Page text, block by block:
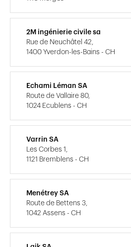
2M ingénierie civile sa
Rue de Neuchâtel 42,
1400 Yverdon-les-Bains - CH
Echami Léman SA
Route de Vallaire 80,
1024 Ecublens - CH
Varrin SA
Les Corbes 1,
1121 Bremblens - CH
Menétrey SA
Route de Bettens 3,
1042 Assens - CH